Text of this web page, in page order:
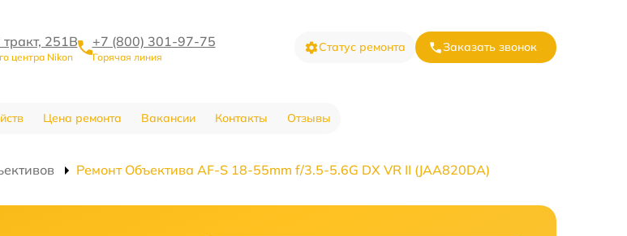
251В
центра Nikon
+7 (800) 301-97-75
Горячая линия
Статус ремонта Заказать звонок
Цена ремонта Вакансии Контакты Отзывы
Ремонт Объектива AF-S 18-55mm f/3.5-5.6G DX VR II (JAA820DA)